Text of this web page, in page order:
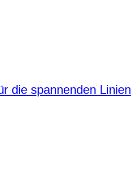
die spannenden Linien